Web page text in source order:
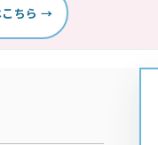
こちら →